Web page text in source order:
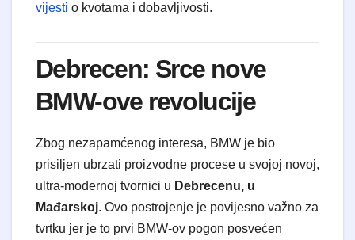
vijesti o kvotama i dobavljivosti.
Debrecen: Srce nove
BMW-ove revolucije
Zbog nezapamćenog interesa, BMW je bio
prisiljen ubrzati proizvodne procese u svojoj novoj,
ultra-modernoj tvornici u Debrecenu, u
Mađarskoj. Ovo postrojenje je povijesno važno za
tvrtku jer je to prvi BMW-ov pogon posvećen